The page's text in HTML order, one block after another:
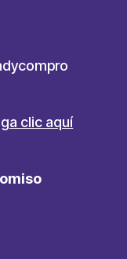
clic aquí